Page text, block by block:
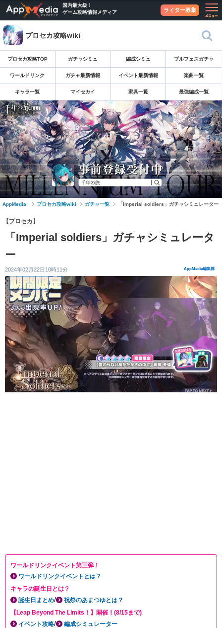
国内最大級！
ゲーム攻略情報メディア
ライター募集
プロセカ攻略wiki
プロセカ攻略TOP ガチャシミュ 編成シミュ ブルフェスガチャ
ワールドリンク ガチャ最新情報 イベント最新情報 楽曲一覧
キャラ一覧 マイセカイ 家具一覧 最強編成一覧
AppMedia プロセカ攻略wiki ガチャ一覧 「Imperial soldiers」ガチャシミュレーター
【プロセカ】
「Imperial soldiers」ガチャシミュレータ
ー
2024年02月22日10時11分 AppMedia編集部
ワールドリンクイベント第三弾！
ワールドリンクイベントとは？
キャラの誕生日とは？
誕生日まとめ/
祝祭のあまつゆとは？
【Leap Beyond The Limits！】開催！(8/15まで)
イベント攻略/
編成シミュレーター